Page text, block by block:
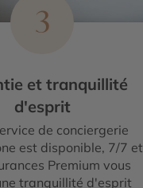
3
et tranquillité
d'esprit
de conciergerie
est disponible, 7/7 et
Premium vous
tranquillité d'esprit